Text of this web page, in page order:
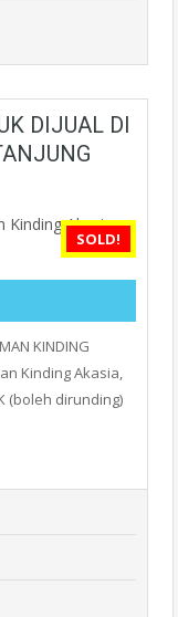
DIJUAL DI
SOLD!
KINDING
Kinding Akasia,
(boleh dirunding)